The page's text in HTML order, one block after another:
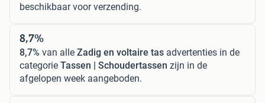
beschikbaar voor verzending.
8,7%
8,7% van alle Zadig en voltaire tas advertenties in de
categorie Tassen | Schoudertassen zijn in de
afgelopen week aangeboden.